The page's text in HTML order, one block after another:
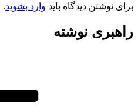
برای نوشتن دیدگاه باید وارد بشوید.
راهبری نوشته